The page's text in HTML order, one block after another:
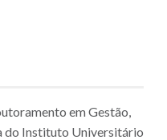
em Gestão,
do Instituto Universitário